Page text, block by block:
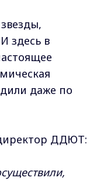
здесь в
даже по
ДДЮТ: